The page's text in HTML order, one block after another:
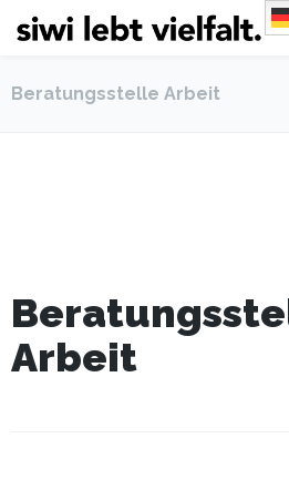
Beratungsstelle Arbeit
Arbeit